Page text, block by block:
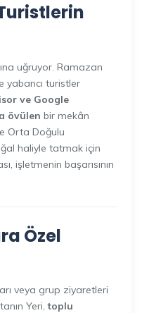
uğruyor. Ramazan
yabancı turistler
ve Google
övülen bir mekân
Orta Doğulu
haliyle tatmak için
işletmenin başarısının
Özel
veya grup ziyaretleri
Yeri,toplu